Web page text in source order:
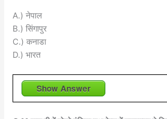
A.) नेपाल
B.) सिंगापुर
C.) कनाडा
D.) भारत
Show Answer